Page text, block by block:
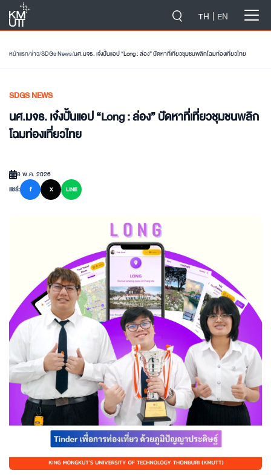
TH EN
หน้าแรก/ข่าว/SDGs News/นศ.มจธ. เจ๋งปั้นแอป “Long : ล่อง” ปัดหาที่เที่ยวชุมชนพลิกโฉมท่องเที่ยวไทย
SDGS NEWS
นศ.มจธ. เจ๋งปั้นแอป “Long : ล่อง” ปัดหาที่เที่ยวชุมชนพลิก
โฉมท่องเที่ยวไทย
8 พ.ค. 2026
แชร์:
f X LINE